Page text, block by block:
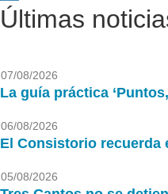
Últimas
07/08/2026
La guía práctica
06/08/2026
El Consistorio
05/08/2026